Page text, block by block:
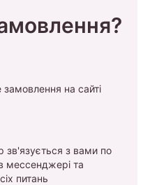
на сайті
з вами по
мессенджері та
питань